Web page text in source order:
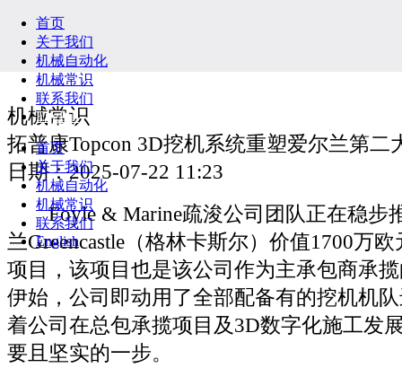
首页
关于我们
机械自动化
机械常识
联系我们
English
首页
关于我们
机械自动化
机械常识
联系我们
English
机械常识
拓普康Topcon 3D挖机系统重塑爱尔兰第二
日期：2025-07-22 11:23
Foyle & Marine疏浚公司团队正在稳步
兰Greencastle（格林卡斯尔）价值1700万
项目，该项目也是该公司作为主承包商承
伊始，公司即动用了全部配备有的挖机机
着公司在总包承揽项目及3D数字化施工发
要且坚实的一步。